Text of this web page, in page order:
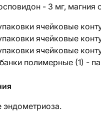
- 3 мг, магния
ячейковые
ячейковые
ячейковые
полимерные (1) -
эндометриоза.